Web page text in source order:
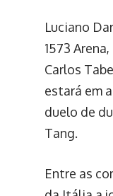
Luciano
1573
Carlos
estará em
duelo de
Tang.
Entre as